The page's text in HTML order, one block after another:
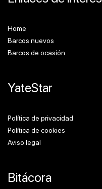
Home
Barcos nuevos
Barcos de ocasión
YateStar
Política de privacidad
Política de cookies
Aviso legal
Bitácora